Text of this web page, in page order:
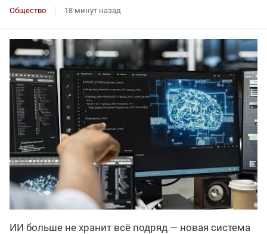
Общество 18 минут назад
ИИ больше не хранит всё подряд — новая система